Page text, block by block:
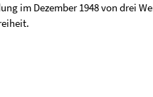
im Dezember 1948 von drei